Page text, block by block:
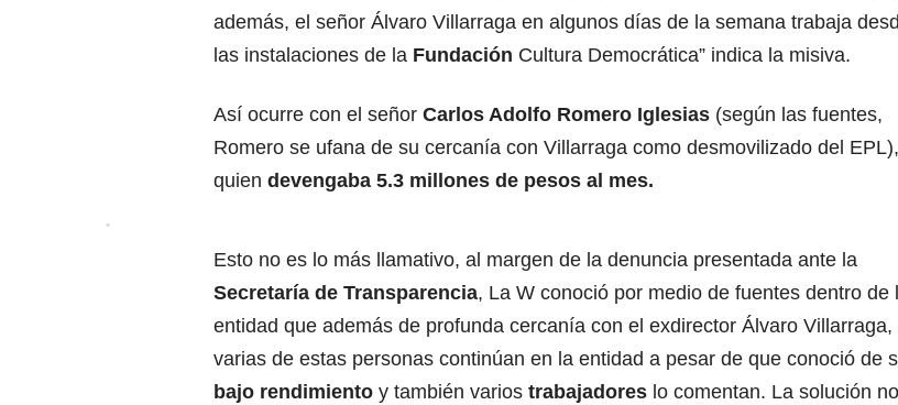
además, el señor Álvaro Villarraga en algunos días de la semana trabaja
las instalaciones de la Fundación Cultura Democrática” indica la misiva.
Así ocurre con el señor Carlos Adolfo Romero Iglesias (según las fuentes,
Romero se ufana de su cercanía con Villarraga como desmovilizado del EPL),
quien devengaba 5.3 millones de pesos al mes.
Esto no es lo más llamativo, al margen de la denuncia presentada ante la
Secretaría de Transparencia, La W conoció por medio de fuentes dentro de
entidad que además de profunda cercanía con el exdirector Álvaro Villarraga,
varias de estas personas continúan en la entidad a pesar de que conoció de
bajo rendimiento y también varios trabajadores lo comentan. La solución